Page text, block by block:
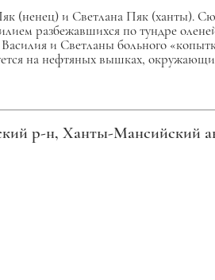
(ненец) и Светлана Пяк (ханты).
разбежавшихся по тундре
и Светланы больного
на нефтяных вышках,
р-н, Ханты-Мансийский